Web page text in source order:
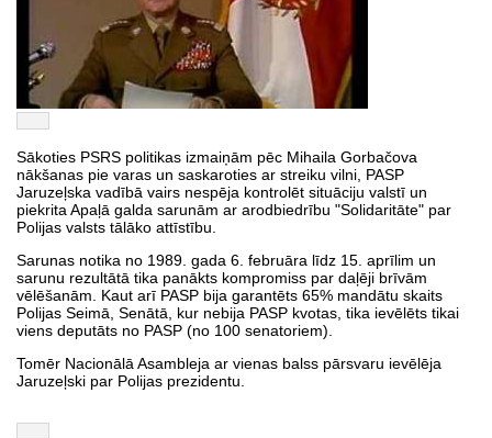
Sākoties PSRS politikas izmaiņām pēc Mihaila Gorbačova
nākšanas pie varas un saskaroties ar streiku vilni, PASP
Jaruzeļska vadībā vairs nespēja kontrolēt situāciju valstī un
piekrita Apaļā galda sarunām ar arodbiedrību "Solidaritāte" par
Polijas valsts tālāko attīstību.
Sarunas notika no 1989. gada 6. februāra līdz 15. aprīlim un
sarunu rezultātā tika panākts kompromiss par daļēji brīvām
vēlēšanām. Kaut arī PASP bija garantēts 65% mandātu skaits
Polijas Seimā, Senātā, kur nebija PASP kvotas, tika ievēlēts tikai
viens deputāts no PASP (no 100 senatoriem).
Tomēr Nacionālā Asambleja ar vienas balss pārsvaru ievēlēja
Jaruzeļski par Polijas prezidentu.